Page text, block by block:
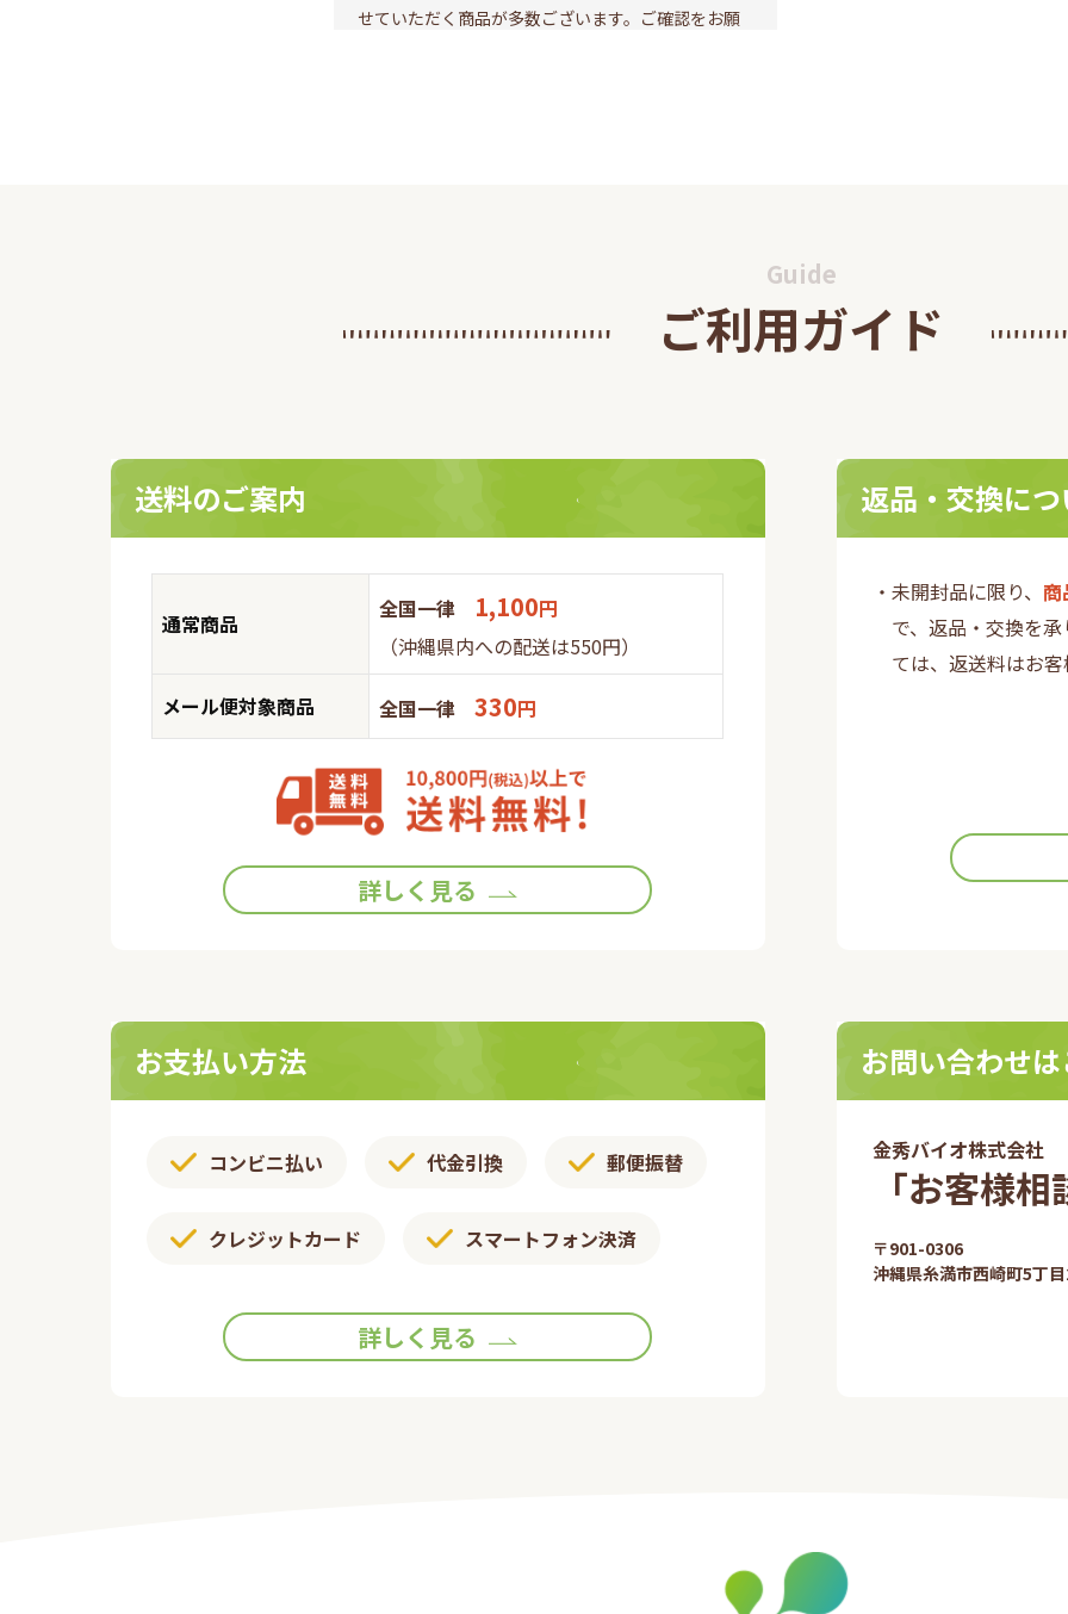
せていただく商品が多数ございます。ご確認をお願
2023.10.02
日本健康医療学会『第
た。
Guide
ご利用ガイド
送料のご案内
通常商品
全国一律 1,100円
（沖縄県内への配送は550円）
メール便対象商品 全国一律330円
詳しく見る
返品・交換に
・未開封品に限り、
で、返品・交換を
ては、返送料はお
お支払い方法
コンビニ払い 代金引換 郵便振替​
クレジットカード スマートフォン決済
詳しく見る
お問い合わせ
金秀バイオ株式会社
「お客様
〒901-0306​
沖縄県糸満市西崎町5丁